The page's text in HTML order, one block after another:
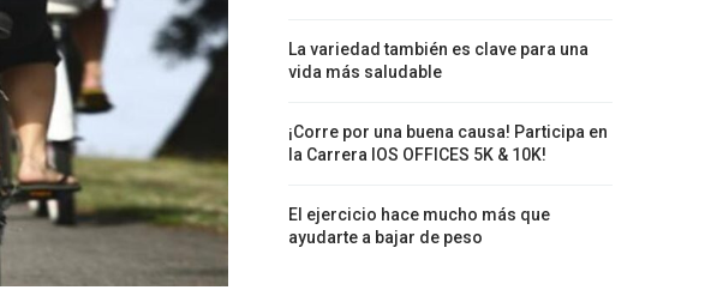
La variedad también es clave para una
vida más saludable
¡Corre por una buena causa! Participa en
la Carrera IOS OFFICES 5K & 10K!
El ejercicio hace mucho más que
ayudarte a bajar de peso